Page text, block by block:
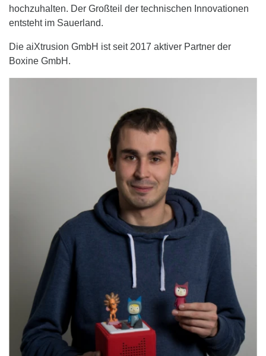
hochzuhalten. Der Großteil der technischen Innovationen
entsteht im Sauerland.
Die aiXtrusion GmbH ist seit 2017 aktiver Partner der
Boxine GmbH.